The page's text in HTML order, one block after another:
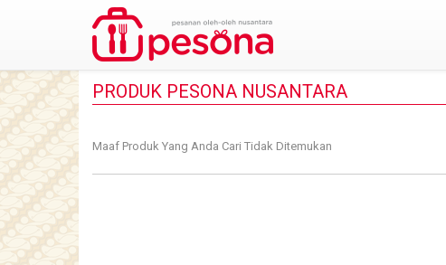
PRODUK PESONA NUSANTARA
Maaf Produk Yang Anda Cari Tidak Ditemukan